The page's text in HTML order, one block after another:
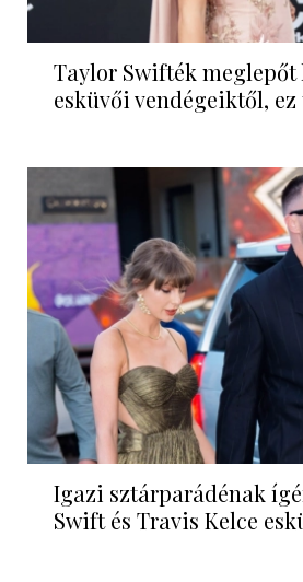
Taylor Swifték meglepőt
esküvői vendégeiktől, ez
Igazi sztárparádénak
Swift és Travis Kelce